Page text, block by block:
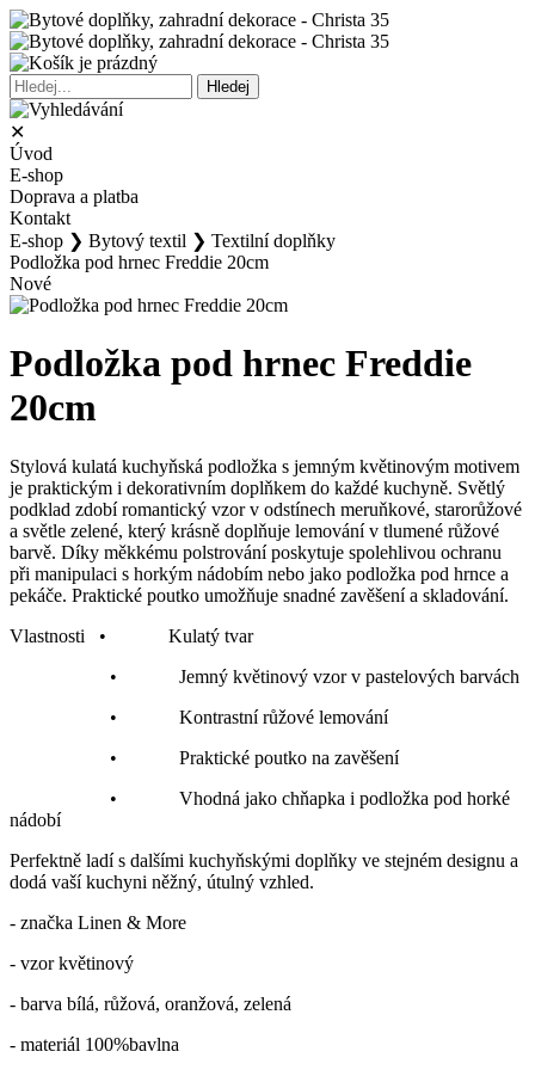
✕
Úvod
E-shop
Doprava a platba
Kontakt
E-shop ❯ Bytový textil ❯ Textilní doplňky
Podložka pod hrnec Freddie 20cm
Nové
Podložka pod hrnec Freddie
20cm
Stylová kulatá kuchyňská podložka s jemným květinovým motivem
je praktickým i dekorativním doplňkem do každé kuchyně. Světlý
podklad zdobí romantický vzor v odstínech meruňkové, starorůžové
a světle zelené, který krásně doplňuje lemování v tlumené růžové
barvě. Díky měkkému polstrování poskytuje spolehlivou ochranu
při manipulaci s horkým nádobím nebo jako podložka pod hrnce a
pekáče. Praktické poutko umožňuje snadné zavěšení a skladování.
Vlastnosti • Kulatý tvar
• Jemný květinový vzor v pastelových barvách
• Kontrastní růžové lemování
• Praktické poutko na zavěšení
• Vhodná jako chňapka i podložka pod horké
nádobí
Perfektně ladí s dalšími kuchyňskými doplňky ve stejném designu a
dodá vaší kuchyni něžný, útulný vzhled.
- značka Linen & More
- vzor květinový
- barva bílá, růžová, oranžová, zelená
- materiál 100%bavlna